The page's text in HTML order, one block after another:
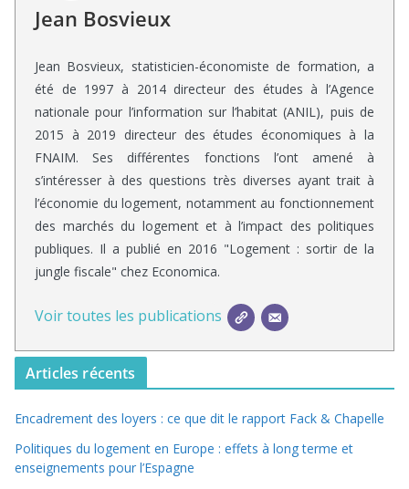
Jean Bosvieux
Jean Bosvieux, statisticien-économiste de formation, a
été de 1997 à 2014 directeur des études à l’Agence
nationale pour l’information sur l’habitat (ANIL), puis de
2015 à 2019 directeur des études économiques à la
FNAIM. Ses différentes fonctions l’ont amené à
s’intéresser à des questions très diverses ayant trait à
l’économie du logement, notamment au fonctionnement
des marchés du logement et à l’impact des politiques
publiques. Il a publié en 2016 "Logement : sortir de la
jungle fiscale" chez Economica.
Voir toutes les publications
Articles récents
Encadrement des loyers : ce que dit le rapport Fack & Chapelle
Politiques du logement en Europe : effets à long terme et
enseignements pour l’Espagne